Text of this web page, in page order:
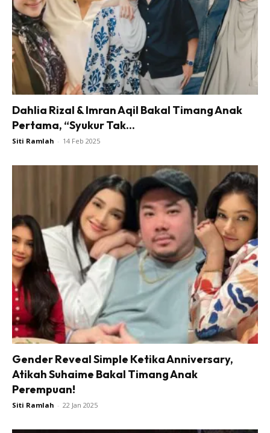
Dahlia Rizal & Imran Aqil Bakal Timang Anak
Pertama, “Syukur Tak...
Siti Ramlah - 14 Feb 2025
Gender Reveal Simple Ketika Anniversary,
Atikah Suhaime Bakal Timang Anak
Perempuan!
Siti Ramlah - 22 Jan 2025